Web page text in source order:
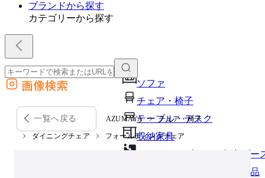
ブランドから探す
カテゴリーから探す
ソファ
チェア・椅子
テーブル・デスク
収納家具
パーソナルブース・集中ブー
オフィスアクセサリー・備品
外部サイトの商品をカートに追加
他のサイトで見つけた商品ページのURLを貼り付けて、カートに追加できます
画像検索
一覧へ戻る AZUMAYA チェア・椅子
ダイニングチェア フォールディングチェア